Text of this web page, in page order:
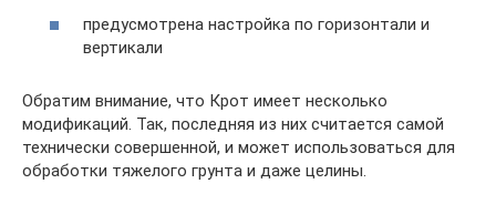
предусмотрена настройка по горизонтали и
вертикали
Обратим внимание, что Крот имеет несколько
модификаций. Так, последняя из них считается самой
технически совершенной, и может использоваться для
обработки тяжелого грунта и даже целины.